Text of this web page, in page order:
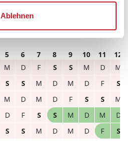
Ablehnen
gewählter Zeitraum
5 6 7 8 9 10 11
12
M D F S S M D
M
S S M D M D F
S
M D M D F S S
M
D F S S M D M
D
S S M D M D F S